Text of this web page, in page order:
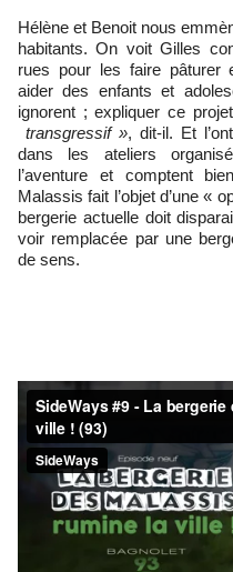
Hélène et Benoit nous
habitants. On voit Gilles
rues pour les faire pâturer
aider des enfants et
ignorent ; expliquer ce
transgressif », dit-il. Et
dans les ateliers
l’aventure et comptent
Malassis fait l’objet d’une «
bergerie actuelle doit
voir remplacée par une
de sens.